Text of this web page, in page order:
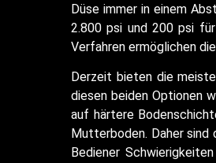
Düse immer in einem
2.800 psi und 200 psi
Verfahren ermöglichen
Derzeit bieten die
diesen beiden Optionen
auf härtere
Mutterboden. Daher sind
Bediener